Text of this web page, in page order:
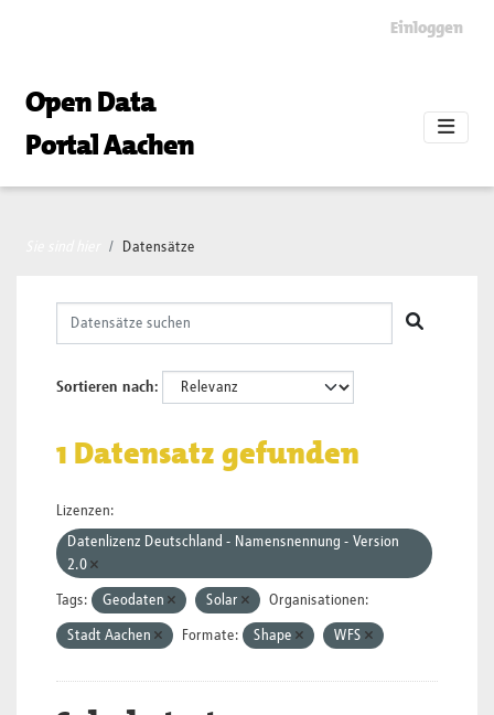
Einloggen
Open Data
Portal Aachen
Datensätze
Sortieren nach
1 Datensatz gefunden
Lizenzen:
Datenlizenz Deutschland - Namensnennung - Version
2.0
Tags: Geodaten Solar Organisationen:
Stadt Aachen Formate: Shape WFS